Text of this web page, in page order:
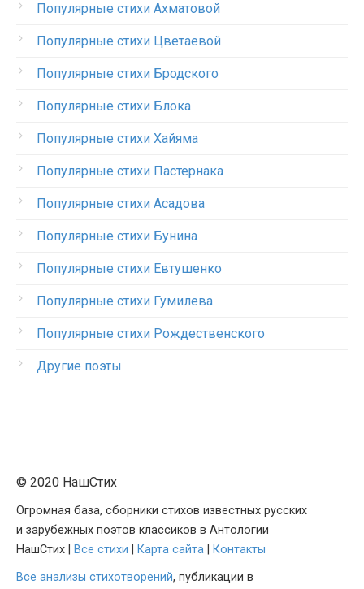
Популярные стихи Ахматовой
Популярные стихи Цветаевой
Популярные стихи Бродского
Популярные стихи Блока
Популярные стихи Хайяма
Популярные стихи Пастернака
Популярные стихи Асадова
Популярные стихи Бунина
Популярные стихи Евтушенко
Популярные стихи Гумилева
Популярные стихи Рождественского
Другие поэты
© 2020 НашСтих
Огромная база, сборники стихов известных русских
и зарубежных поэтов классиков в Антологии
НашСтих |
Все стихи Карта сайта
Контакты
Все анализы стихотворений, публикации в